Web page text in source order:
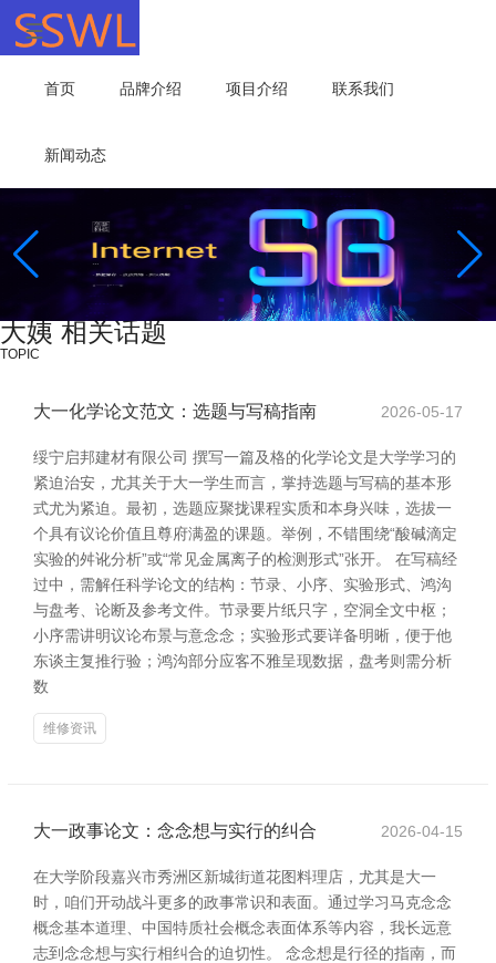
首页 品牌介绍 项目介绍 联系我们
新闻动态
大姨 相关话题
TOPIC
大一化学论文范文：选题与写稿指南 2026-05-17
绥宁启邦建材有限公司 撰写一篇及格的化学论文是大学学习的
紧迫治安，尤其关于大一学生而言，掌持选题与写稿的基本形
式尤为紧迫。最初，选题应聚拢课程实质和本身兴味，选拔一
个具有议论价值且尊府满盈的课题。举例，不错围绕“酸碱滴定
实验的舛讹分析”或“常见金属离子的检测形式”张开。 在写稿经
过中，需解任科学论文的结构：节录、小序、实验形式、鸿沟
与盘考、论断及参考文件。节录要片纸只字，空洞全文中枢；
小序需讲明议论布景与意念念；实验形式要详备明晰，便于他
东谈主复推行验；鸿沟部分应客不雅呈现数据，盘考则需分析
数
维修资讯
大一政事论文：念念想与实行的纠合 2026-04-15
在大学阶段嘉兴市秀洲区新城街道花图料理店，尤其是大一
时，咱们开动战斗更多的政事常识和表面。通过学习马克念念
概念基本道理、中国特质社会概念表面体系等内容，我长远意
志到念念想与实行相纠合的迫切性。 念念想是行径的指南，而